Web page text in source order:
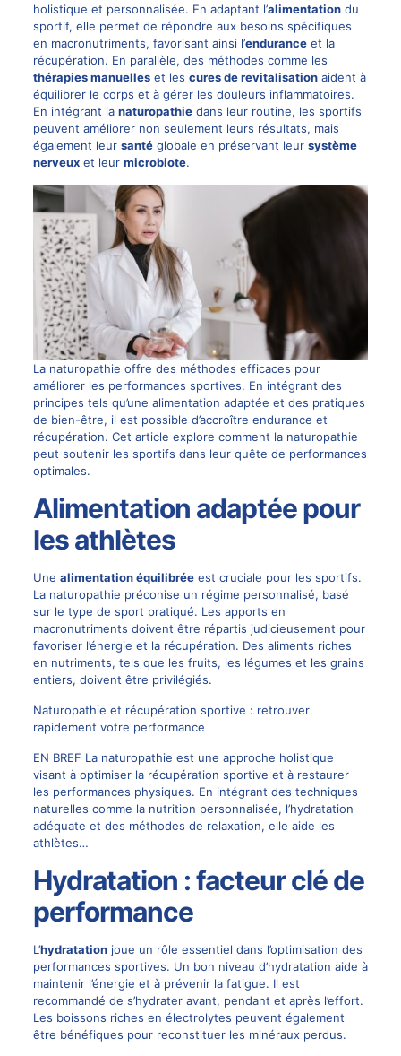
holistique et personnalisée. En adaptant l’alimentationdu
sportif, elle permet de répondre aux besoins spécifiques
en macronutriments, favorisant ainsi l’enduranceet la
récupération. En parallèle, des méthodes comme les
thérapies manuelleset les cures de revitalisationaident à
équilibrer le corps et à gérer les douleurs inflammatoires.
En intégrant la naturopathiedans leur routine, les sportifs
peuvent améliorer non seulement leurs résultats, mais
également leur santéglobale en préservant leur système
nerveuxet leur microbiote.
La naturopathie offre des méthodes efficaces pour
améliorer les performances sportives. En intégrant des
principes tels qu’une alimentation adaptée et des pratiques
de bien-être, il est possible d’accroître endurance et
récupération. Cet article explore comment la naturopathie
peut soutenir les sportifs dans leur quête de performances
optimales.
Alimentation adaptée pour
les athlètes
Une alimentation équilibréeest cruciale pour les sportifs.
La naturopathie préconise un régime personnalisé, basé
sur le type de sport pratiqué. Les apports en
macronutriments doivent être répartis judicieusement pour
favoriser l’énergie et la récupération. Des aliments riches
en nutriments, tels que les fruits, les légumes et les grains
entiers, doivent être privilégiés.
Naturopathie et récupération sportive : retrouver
rapidement votre performance
EN BREF La naturopathie est une approche holistique
visant à optimiser la récupération sportive et à restaurer
les performances physiques. En intégrant des techniques
naturelles comme la nutrition personnalisée, l’hydratation
adéquate et des méthodes de relaxation, elle aide les
athlètes…
Hydratation : facteur clé de
performance
L’hydratationjoue un rôle essentiel dans l’optimisation des
performances sportives. Un bon niveau d’hydratation aide à
maintenir l’énergie et à prévenir la fatigue. Il est
recommandé de s’hydrater avant, pendant et après l’effort.
Les boissons riches en électrolytes peuvent également
être bénéfiques pour reconstituer les minéraux perdus.